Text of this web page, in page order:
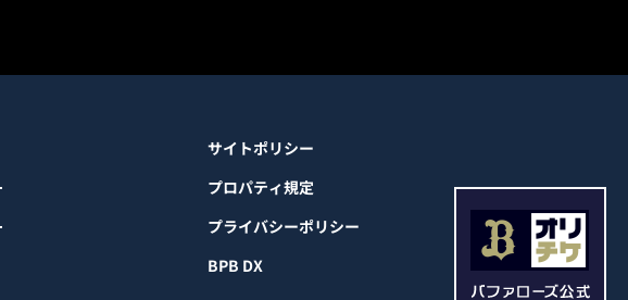
サイトポリシー
プロパティ規定
プライバシーポリシー
BPB DX